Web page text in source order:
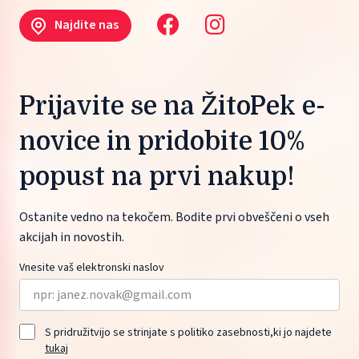
Najdite nas
Prijavite se na ŽitoPek e-
novice in pridobite 10%
popust na prvi nakup!
Ostanite vedno na tekočem. Bodite prvi obveščeni o vseh
akcijah in novostih.
Vnesite vaš elektronski naslov
S pridružitvijo se strinjate s politiko zasebnosti,ki jo najdete
tukaj